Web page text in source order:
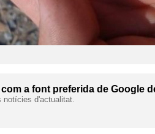
com a font preferida de Google
notícies d'actualitat.